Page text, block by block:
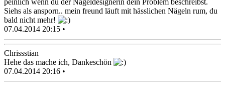
Siehs als ansporn.. mein freund läuft mit hässlichen Nägeln rum, du
bald nicht mehr!
07.04.2014 20:15 •
Chrissstian
Hehe das mache ich, Dankeschön
07.04.2014 20:16 •